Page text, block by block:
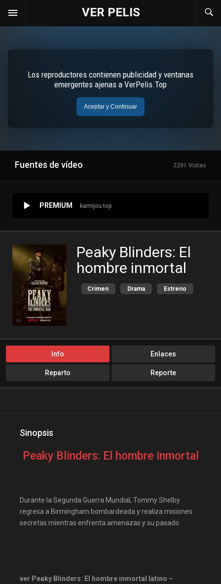
VER PELIS
Fuentes de vídeo 2291 Vistas
PREMIUM kamijou.top
Peaky Blinders: El
hombre inmortal
Crimen Drama Estreno
Info Enlaces
Reparto Reporte
Sinopsis
Peaky Blinders: El hombre inmortal
Durante la Segunda Guerra Mundial, Tommy Shelby
regresa a Birmingham bombardeada y realiza misiones
secretas mientras enfrenta amenazas y su pasado.
ver Peaky Blinders: El hombre inmortal latino –